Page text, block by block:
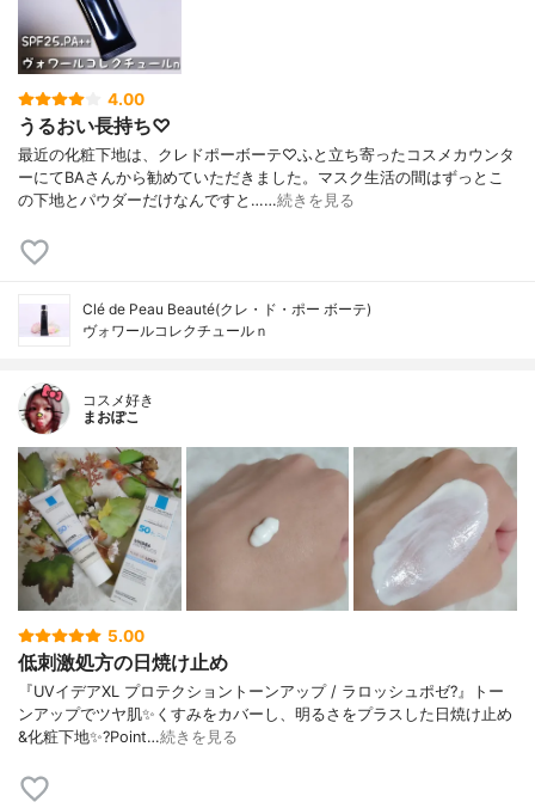
4.00
うるおい長持ち♡
最近の化粧下地は、クレドポーボーテ♡ふと立ち寄ったコスメカウンタ
ーにてBAさんから勧めていただきました。マスク生活の間はずっとこ
の下地とパウダーだけなんですと……続きを見る
Clé de Peau Beauté(クレ・ド・ポー ボーテ)
ヴォワールコレクチュールｎ
コスメ好き
まおぽこ
5.00
低刺激処方の日焼け止め
『UVイデアXL プロテクショントーンアップ / ラロッシュポゼ?』トー
ンアップでツヤ肌✨くすみをカバーし、明るさをプラスした日焼け止め
&化粧下地✨?Point…続きを見る